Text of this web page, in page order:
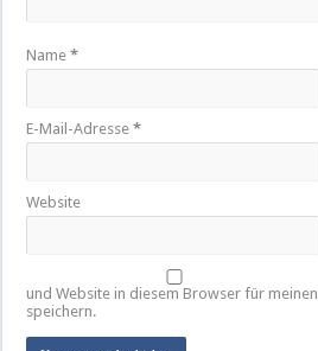
Name*
E-Mail-Adresse*
Website
und Website in diesem Browser für
speichern.